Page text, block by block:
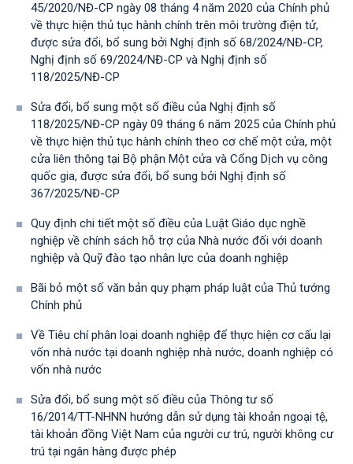
45/2020/NĐ-CP ngày 08 tháng 4 năm 2020 của Chính phủ
về thực hiện thủ tục hành chính trên môi trường điện tử,
được sửa đổi, bổ sung bởi Nghị định số 68/2024/NĐ-CP,
Nghị định số 69/2024/NĐ-CP và Nghị định số
118/2025/NĐ-СР
Sửa đổi, bổ sung một số điều của Nghị định số
118/2025/NĐ-CP ngày 09 tháng 6 năm 2025 của Chính phủ
về thực hiện thủ tục hành chính theo cơ chế một cửa, một
cửa liên thông tại Bộ phận Một cửa và Cổng Dịch vụ công
quốc gia, được sửa đổi, bổ sung bởi Nghị định số
367/2025/NĐ-СР
Quy định chi tiết một số điều của Luật Giáo dục nghề
nghiệp về chính sách hỗ trợ của Nhà nước đối với doanh
nghiệp và Quỹ đào tạo nhân lực của doanh nghiệp
Bãi bỏ một số văn bản quy phạm pháp luật của Thủ tướng
Chính phủ
Về Tiêu chí phân loại doanh nghiệp để thực hiện cơ cấu lại
vốn nhà nước tại doanh nghiệp nhà nước, doanh nghiệp có
vốn nhà nước
Sửa đổi, bổ sung một số điều của Thông tư số
16/2014/TT-NHNN hướng dẫn sử dụng tài khoản ngoại tệ,
tài khoản đồng Việt Nam của người cư trú, người không cư
trú tại ngân hàng được phép